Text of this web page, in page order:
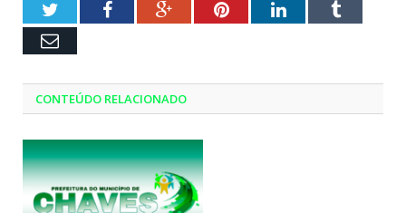
TwitterFacebookGoogle+PinterestLinkedInTumblr
Email
CONTEÚDO RELACIONADO